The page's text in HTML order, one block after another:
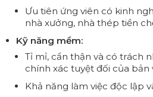
Ưu tiên ứng viên có kinh
nhà xưởng, nhà thép tiền
Kỹ năng mềm:
Tỉ mỉ, cẩn thận và có trách
chính xác tuyệt đối của bản
Khả năng làm việc độc lập